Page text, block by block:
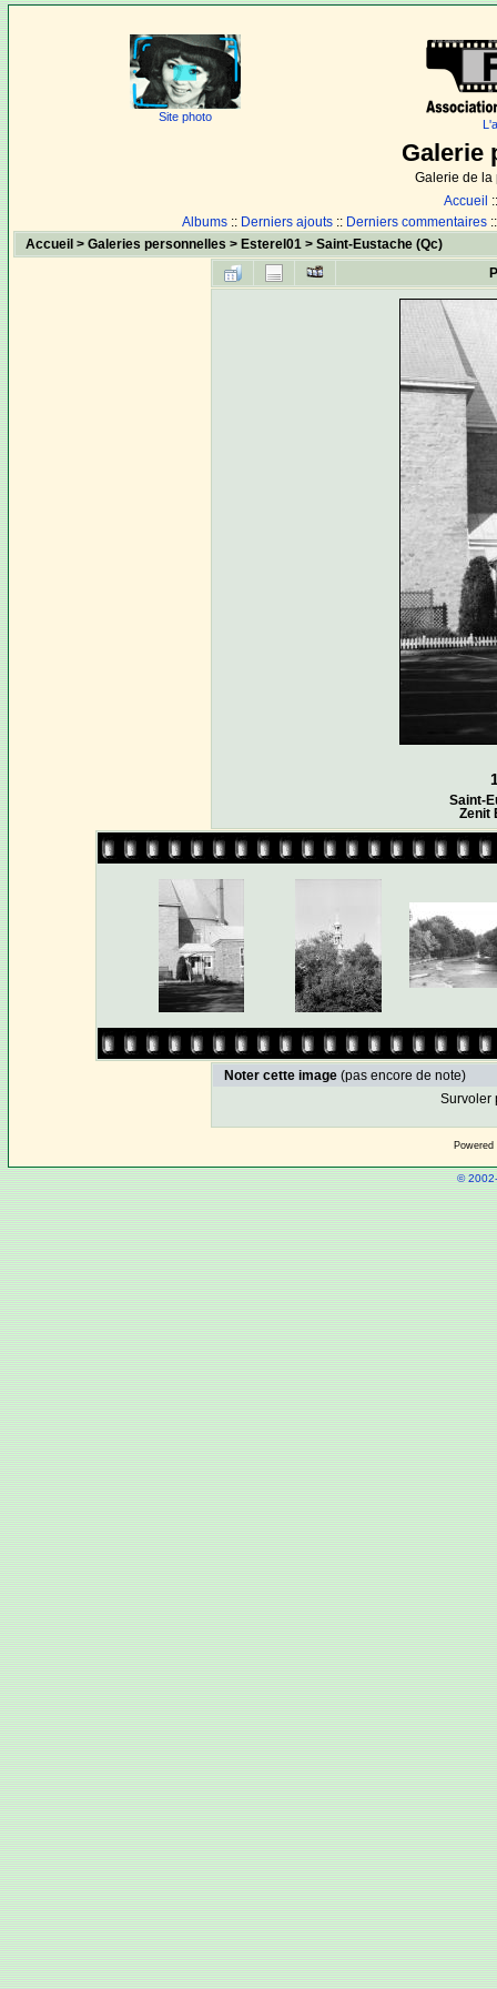
Site photo
Galerie
Galerie de la
Accueil
Albums :: Derniers ajouts :: Derniers commentaires
Accueil >Galeries personnelles > Esterel01 >Saint-Eustache (Qc)
Saint-
Zenit
Noter cette image (pas encore de note)
Survoler
©